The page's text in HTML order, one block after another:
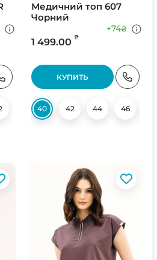
Медичний топ 607
Чорний
1 499.00 ₴
+74₴
КУПИТЬ
40 42 44 46